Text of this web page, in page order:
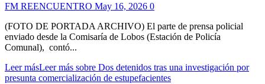
FM REENCUENTRO May 16, 2026 0
(FOTO DE PORTADA ARCHIVO) El parte de prensa policial
enviado desde la Comisaría de Lobos (Estación de Policía
Comunal), contó...
Leer másLeer más sobre Dos detenidos tras una investigación por
presunta comercialización de estupefacientes